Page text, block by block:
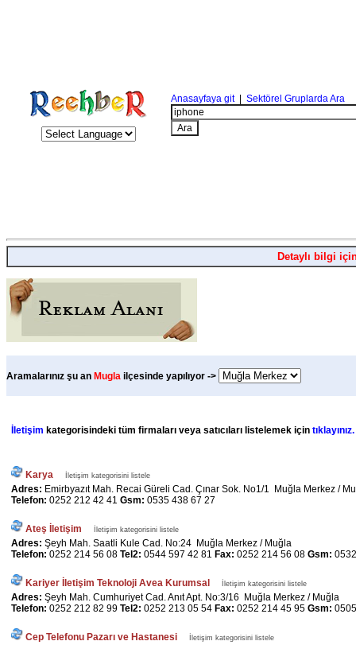
Anasayfaya git| Sektörel Gruplarda Ara
Detaylı bilgi
Aramalarınız şu an Mugla ilçesinde yapılıyor ->
İletişim kategorisindeki tüm firmaları veya satıcıları listelemek için tıklayınız.
Karya İletişim kategorisini listele
Adres: Emirbyazıt Mah. Recai Güreli Cad. Çınar Sok. No1/1 Muğla Merkez /
Telefon: 0252 212 42 41 Gsm: 0535 438 67 27
Ateş İletişim İletişim kategorisini listele
Adres: Şeyh Mah. Saatli Kule Cad. No:24 Muğla Merkez / Muğla
Telefon: 0252 214 56 08 Tel2: 0544 597 42 81 Fax: 0252 214 56 08 Gsm:
Kariyer İletişim Teknoloji Avea Kurumsal İletişim kategorisini listele
Adres: Şeyh Mah. Cumhuriyet Cad. Anıt Apt. No:3/16 Muğla Merkez / Muğla
Telefon: 0252 212 82 99 Tel2: 0252 213 05 54 Fax: 0252 214 45 95 Gsm:
Cep Telefonu Pazarı ve Hastanesi İletişim kategorisini listele